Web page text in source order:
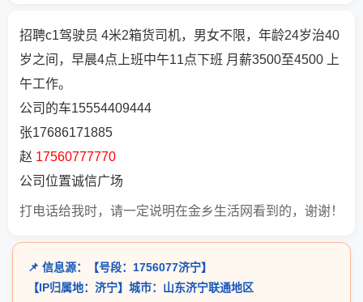
招聘c1驾驶员 4米2箱货司机，男女不限，年龄24岁治40
岁之间，早晨4点上班中午11点下班 月薪3500至4500 上
午工作。
公司的车15554409444
张17686171885
赵 17560777770
公司位置诚信广场
打电话给我时，请一定说明在金乡生活网看到的，谢谢！
📌 信息源：【号段：1756077济宁】
【IP归属地：济宁】城市：山东济宁联通地区